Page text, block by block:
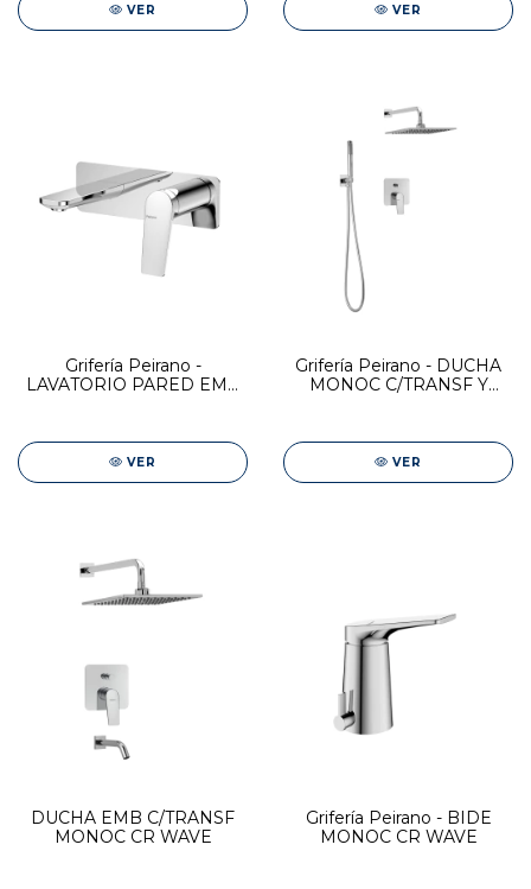
VER VER
Grifería Peirano -
LAVATORIO PARED EMB
VER
Grifería Peirano - DUCHA
MONOC C/TRANSF Y
VER
DUCHA EMB C/TRANSF
MONOC CR WAVE
Grifería Peirano - BIDE
MONOC CR WAVE